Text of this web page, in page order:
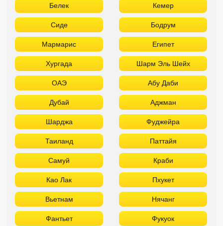
Дубай Аджман
Шарджа Фуджейра
Таиланд Паттайя
Самуй Краби
Као Лак Пхукет
Вьетнам Нячанг
Фантьет Фукуок
Шри Ланка Куба
Мальдивы Бали
ТОП отелей 5* звезд с аквапарком